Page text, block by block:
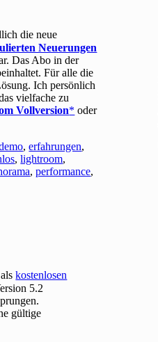
die neue
Neuerungen
Das Abo in der
Für alle die
Ich persönlich
vielfache zu
Vollversion
oder
,erfahrungen,
,lightroom,
,performance,
alskostenlosen
5.2
gültige